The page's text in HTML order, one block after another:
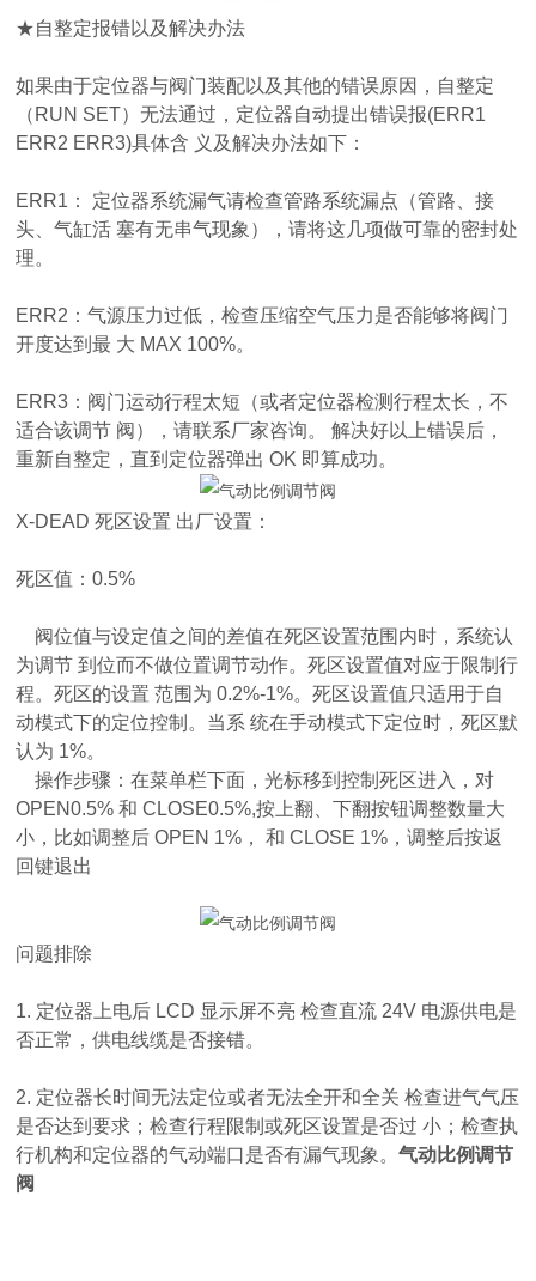
★自整定报错以及解决办法
如果由于定位器与阀门装配以及其他的错误原因，自整定
（RUN SET）无法通过，定位器自动提出错误报(ERR1
ERR2 ERR3)具体含 义及解决办法如下：
ERR1： 定位器系统漏气请检查管路系统漏点（管路、接
头、气缸活 塞有无串气现象），请将这几项做可靠的密封处
理。
ERR2：气源压力过低，检查压缩空气压力是否能够将阀门
开度达到最 大 MAX 100%。
ERR3：阀门运动行程太短（或者定位器检测行程太长，不
适合该调节 阀），请联系厂家咨询。 解决好以上错误后，
重新自整定，直到定位器弹出 OK 即算成功。
X-DEAD 死区设置 出厂设置：
死区值：0.5%
阀位值与设定值之间的差值在死区设置范围内时，系统认
为调节 到位而不做位置调节动作。死区设置值对应于限制行
程。死区的设置 范围为 0.2%-1%。死区设置值只适用于自
动模式下的定位控制。当系 统在手动模式下定位时，死区默
认为 1%。
操作步骤：在菜单栏下面，光标移到控制死区进入，对
OPEN0.5% 和 CLOSE0.5%,按上翻、下翻按钮调整数量大
小，比如调整后 OPEN 1%， 和 CLOSE 1%，调整后按返
回键退出
问题排除
1. 定位器上电后 LCD 显示屏不亮 检查直流 24V 电源供电是
否正常，供电线缆是否接错。
2. 定位器长时间无法定位或者无法全开和全关 检查进气气压
是否达到要求；检查行程限制或死区设置是否过 小；检查执
行机构和定位器的气动端口是否有漏气现象。气动比例调节
阀